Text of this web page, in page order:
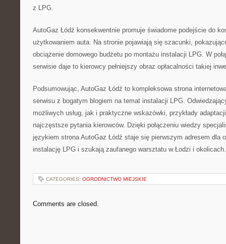
z LPG.
AutoGaz Łódź konsekwentnie promuje świadome podejście do
użytkowaniem auta. Na stronie pojawiają się szacunki,
obciążenie domowego budżetu po montażu instalacji LPG. W
serwisie daje to kierowcy pełniejszy obraz opłacalności takiej
Podsumowując, AutoGaz Łódź to kompleksowa strona
serwisu z bogatym blogiem na temat instalacji LPG.
możliwych usług, jak i praktyczne wskazówki, przykłady
najczęstsze pytania kierowców. Dzięki połączeniu wiedzy
językiem strona AutoGaz Łódź staje się pierwszym adresem dla
instalację LPG i szukają zaufanego warsztatu w Łodzi i okolicach.
CATEGORIES: OGRODNICTWO MIEJSKIE
Comments are closed.